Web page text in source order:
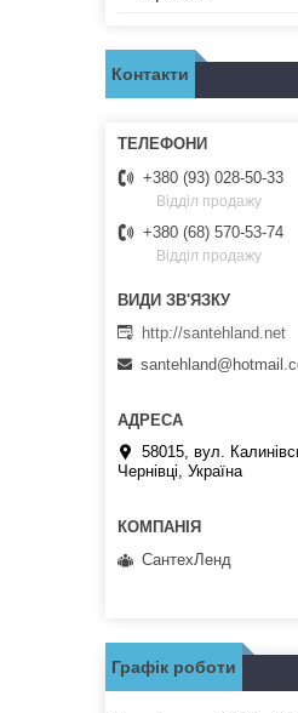
Контакти
+380 (93) 028-50-33
Відділ продажу
+380 (68) 570-53-74
Відділ продажу
http://santehland.net
58015, вул.
Чернівці, Україна
СантехЛенд
Графік роботи